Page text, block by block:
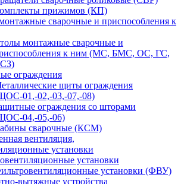
прижимов (КП)
сварочные и приспособления к
монтажные сварочные и
к ним (МС, БМС, ОС, ГС,
ограждения
щиты ограждения
01,-02,-03,-07,-08)
ограждения со шторами
04,-05,-06)
сварочные (КСМ)
вентиляция,
установки
установки
установки (ФВУ)
вытяжные устройства